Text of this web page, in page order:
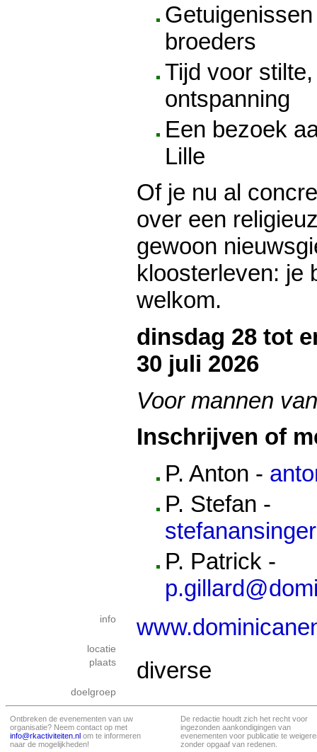
broeders
Tijd voor
ontspanning
Een bezoek
Lille
Of je nu al
over een
gewoon
kloosterleven: je
welkom.
dinsdag 28 tot
30 juli 2026
Voor mannen
Inschrijven of
P. Anton -
P. Stefan -
P. Patrick -
info
locatie
plaats
diverse
doelgroep
Ontbreken de evenementen van uw
organisatie? Neem contact op met
info@rkactiviteiten.nl om te informeren
naar de mogelijkheden!
De redactie houdt zich het recht voor
ingezonden aankondigingen van
evenementen voor publicatie te
zonder opgaaf van redenen.